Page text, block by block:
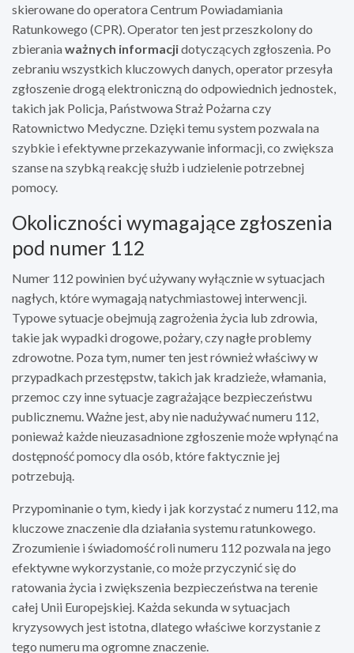
skierowane do operatora Centrum Powiadamiania
Ratunkowego (CPR). Operator ten jest przeszkolony do
zbieraniaważnych informacjidotyczących zgłoszenia. Po
zebraniu wszystkich kluczowych danych, operator przesyła
zgłoszenie drogą elektroniczną do odpowiednich jednostek,
takich jak Policja, Państwowa Straż Pożarna czy
Ratownictwo Medyczne. Dzięki temu system pozwala na
szybkie i efektywne przekazywanie informacji, co zwiększa
szanse na szybką reakcję służb i udzielenie potrzebnej
pomocy.
Okoliczności wymagające zgłoszenia
pod numer 112
Numer 112 powinien być używany wyłącznie w sytuacjach
nagłych, które wymagają natychmiastowej interwencji.
Typowe sytuacje obejmują zagrożenia życia lub zdrowia,
takie jak wypadki drogowe, pożary, czy nagłe problemy
zdrowotne. Poza tym, numer ten jest również właściwy w
przypadkach przestępstw, takich jak kradzieże, włamania,
przemoc czy inne sytuacje zagrażające bezpieczeństwu
publicznemu. Ważne jest, aby nie nadużywać numeru 112,
ponieważ każde nieuzasadnione zgłoszenie może wpłynąć na
dostępność pomocy dla osób, które faktycznie jej
potrzebują.
Przypominanie o tym, kiedy i jak korzystać z numeru 112, ma
kluczowe znaczenie dla działania systemu ratunkowego.
Zrozumienie i świadomość roli numeru 112 pozwala na jego
efektywne wykorzystanie, co może przyczynić się do
ratowania życia i zwiększenia bezpieczeństwa na terenie
całej Unii Europejskiej. Każda sekunda w sytuacjach
kryzysowych jest istotna, dlatego właściwe korzystanie z
tego numeru ma ogromne znaczenie.